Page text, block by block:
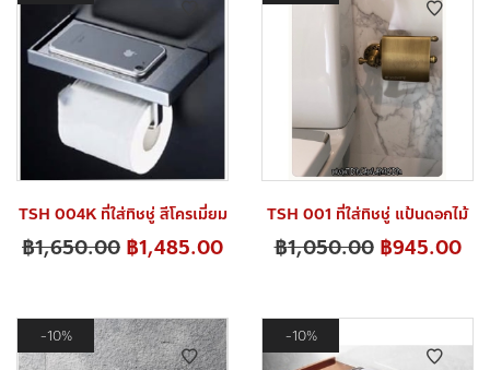
TSH 004K ที่ใส่ทิชชู่ สีโครเมี่ยม
฿1,650.00 ฿1,485.00
TSH 001 ที่ใส่ทิชชู่ แป้นดอกไม้
฿1,050.00 ฿945.00
10% 10%